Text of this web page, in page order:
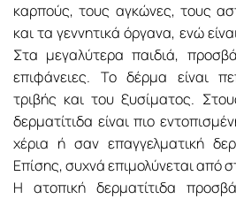
καρπούς, τους αγκώνες, τους
και τα γεννητικά όργανα, ενώ
Στα μεγαλύτερα παιδιά,
επιφάνειες. Το δέρμα είναι
τριβής και του ξυσίματος.
δερματίτιδα είναι πιο
χέρια ή σαν επαγγελματική
Επίσης, συχνά επιμολύνεται από
Η ατοπική δερματίτιδα